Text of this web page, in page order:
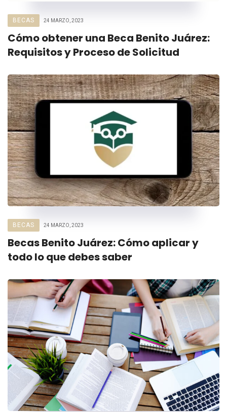
BECAS 24 MARZO, 2023
Cómo obtener una Beca Benito Juárez:
Requisitos y Proceso de Solicitud
BECAS 24 MARZO, 2023
Becas Benito Juárez: Cómo aplicar y
todo lo que debes saber